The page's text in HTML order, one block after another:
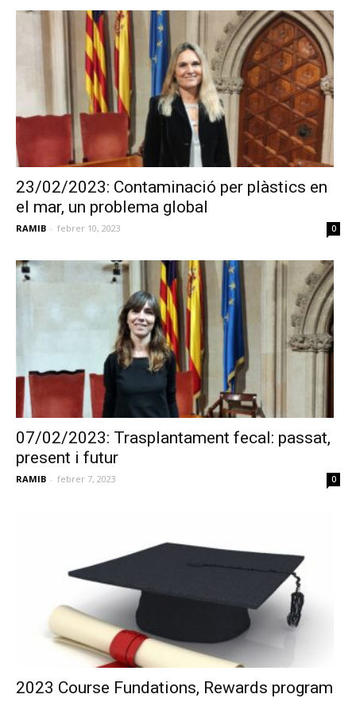
23/02/2023: Contaminació per plàstics en
el mar, un problema global
RAMIB - febrer 10, 2023 0
07/02/2023: Trasplantament fecal: passat,
present i futur
RAMIB - febrer 7, 2023 0
2023 Course Fundations, Rewards program